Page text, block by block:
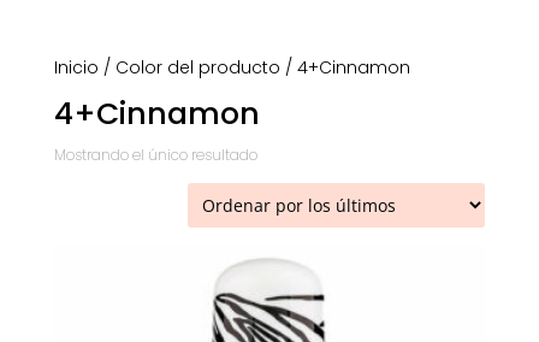
Inicio / Color del producto / 4+Cinnamon
4+Cinnamon
Mostrando el único resultado